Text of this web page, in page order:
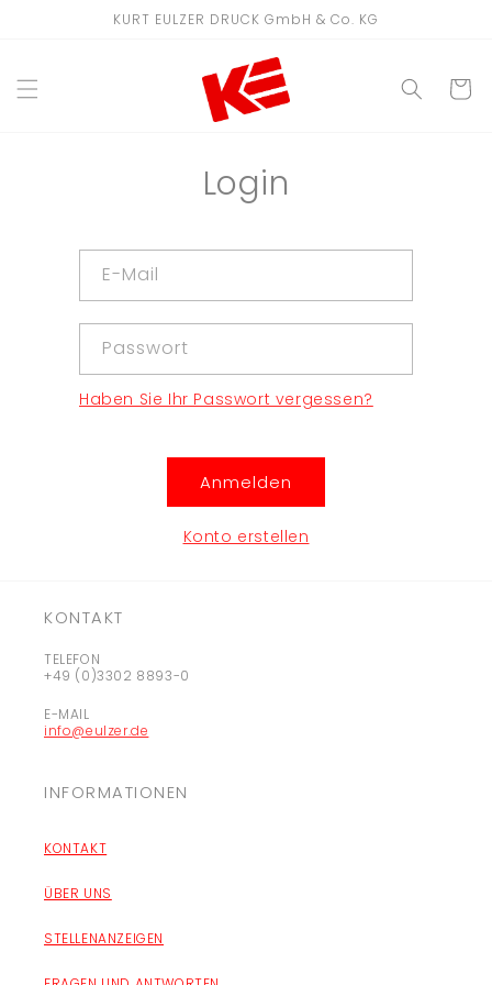
KURT EULZER DRUCK GmbH & Co. KG
Login
E-Mail
Passwort
Haben Sie Ihr Passwort vergessen?
Anmelden
Konto erstellen
KONTAKT
TELEFON
+49 (0)3302 8893-0
E-MAIL
info@eulzer.de
INFORMATIONEN
KONTAKT
ÜBER UNS
STELLENANZEIGEN